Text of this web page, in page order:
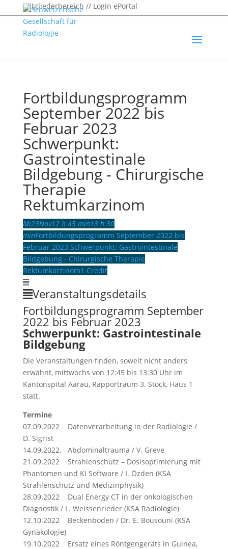
Mitgliederbereich // Login ePortal
Fortbildungsprogramm
September 2022 bis
Februar 2023
Schwerpunkt:
Gastrointestinale
Bildgebung - Chirurgische
Therapie
Rektumkarzinom
Mi23Nov12 h 45 min13 h 30
minFortbildungsprogramm September 2022 bis
Februar 2023 Schwerpunkt: Gastrointestinale
Bildgebung - Chirurgische Therapie
Rektumkarzinom1 Credit
Veranstaltungsdetails
Fortbildungsprogramm September
2022 bis Februar 2023
Schwerpunkt: Gastrointestinale
Bildgebung
Die Veranstaltungen finden, soweit nicht anders
erwähnt, mittwochs von 12:45 bis 13:30 Uhr im
Kantonspital Aarau, Rapportraum 3. Stock, Haus 1
statt.
Termine
07.09.2022 Datenverarbeitung in der Radiologie /
D. Sigrist
14.09.2022. Abdominaltrauma / V. Greve
21.09.2022 Strahlenschutz – Dosisoptimierung mit
Phantomen und KI Software / I. Özden (KSA
Strahlenschutz und Medizinphysik)
28.09.2022 Dual Energy CT in der onkologischen
Diagnostik / L. Weissenrieder (KSA Radiologie)
12.10.2022 Beckenboden / Dr. E. Bousouni (KSA
Gynäkologie)
19.10.2022 Ersatz eines Röntgengeräts in Guinea,